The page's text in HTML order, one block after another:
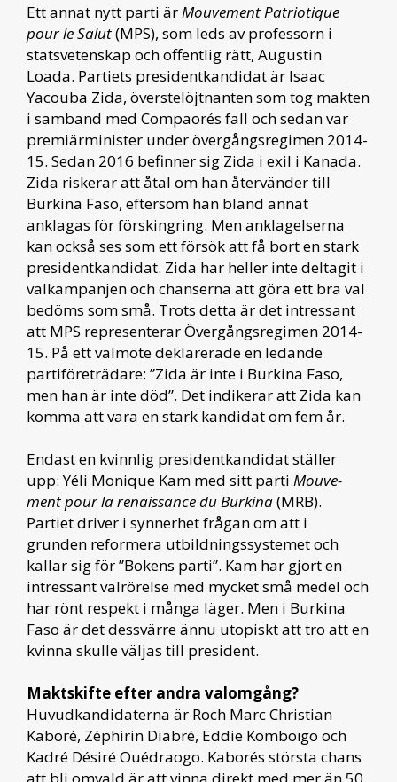
Ett annat nytt parti är Mouvement Patriotique
pour le Salut(MPS), som leds av professorn i
statsvetenskap och offentlig rätt, Augustin
Loada. Partiets presidentkandidat är Isaac
Yacouba Zida, överstelöjtnanten som tog makten
i samband med Compaorés fall och sedan var
premiärminister under övergångsregimen 2014-
15. Sedan 2016 befinner sig Zida i exil i Kanada.
Zida riskerar att åtal om han återvänder till
Burkina Faso, eftersom han bland annat
anklagas för förskingring. Men anklagelserna
kan också ses som ett försök att få bort en stark
presidentkandidat. Zida har heller inte deltagit i
valkampanjen och chanserna att göra ett bra val
bedöms som små. Trots detta är det intressant
att MPS representerar Övergångsregimen 2014-
15. På ett valmöte deklarerade en ledande
partiföreträdare: ”Zida är inte i Burkina Faso,
men han är inte död”. Det indikerar att Zida kan
komma att vara en stark kandidat om fem år.
Endast en kvinnlig presidentkandidat ställer
upp: Yéli Monique Kam med sitt parti Mouve­
ment pour la renaissance du Burkina(MRB).
Partiet driver i synnerhet frågan om att i
grunden reformera utbildningssystemet och
kallar sig för ”Bokens parti”. Kam har gjort en
intressant valrörelse med mycket små medel och
har rönt respekt i många läger. Men i Burkina
Faso är det dessvärre ännu utopiskt att tro att en
kvinna skulle väljas till president.
Maktskifte efter andra valomgång?
Huvudkandidaterna är Roch Marc Christian
Kaboré, Zéphirin Diabré, Eddie Komboïgo och
Kadré Désiré Ouédraogo. Kaborés största chans
att bli omvald är att vinna direkt med mer än 50